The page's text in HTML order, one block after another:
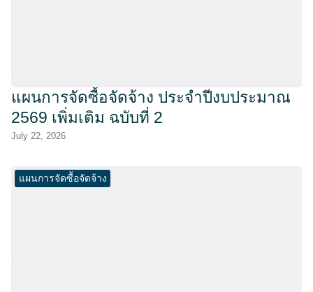
แผนการจัดซื้อจัดจ้าง ประจำปีงบประมาณ
2569 เพิ่มเติม ฉบับที่ 2
July 22, 2026
แผนการจัดซื้อจัดจ้าง